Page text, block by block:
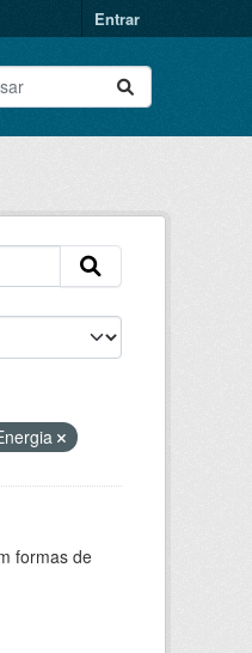
Entrar
formas de